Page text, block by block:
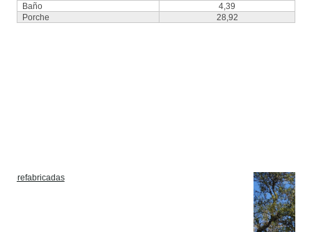
Baño
4,39
Porche
28,92